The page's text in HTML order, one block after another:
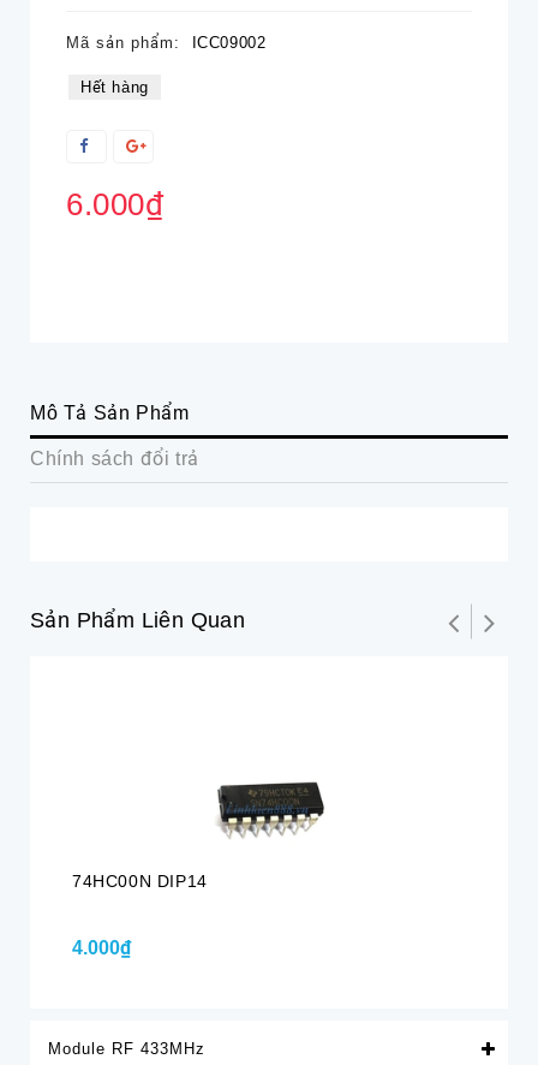
Mã sản phẩm: ICC09002
Hết hàng
6.000₫
Mô Tả Sản Phẩm
Chính sách đổi trả
Sản Phẩm Liên Quan
74HC00N DIP14
4.000₫
Module RF 433MHz